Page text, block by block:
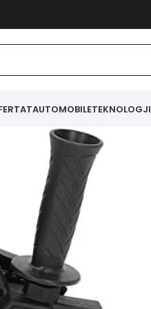
AUTOMOBILETEKNOLOGJI